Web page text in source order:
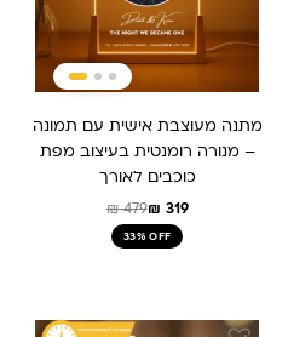
מתנה מעוצבת אישית עם תמונה
– מנורה רומנטית בעיצוב מפת
כוכבים לאורך
₪479₪ 319
33% OFF
המחיר
המחיר